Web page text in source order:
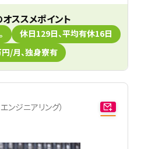
ススメポイント
休日129日、平均有休16日
/月、独身寮有
ンジニアリング）